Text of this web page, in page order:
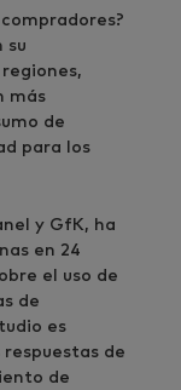
su
más
de
para los
y GfK, ha
en 24
el uso de
de
es
de
de